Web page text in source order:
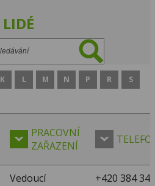
LIDÉ
K L M N P R
S
PRACOVNÍ
ZAŘAZENÍ
Vedoucí
+420 384